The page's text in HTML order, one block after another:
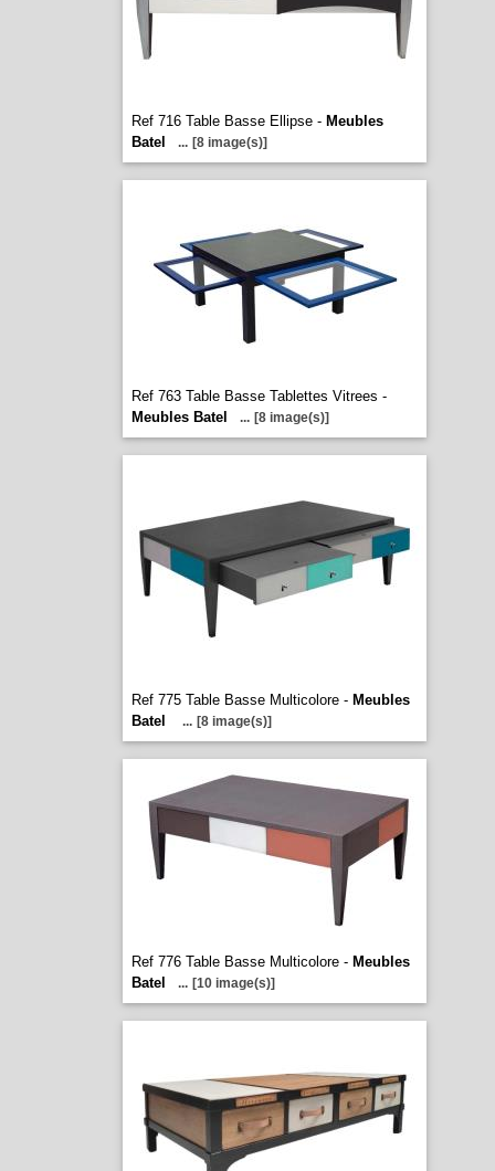
Ref 716 Table Basse Ellipse - Meubles
Batel
... [8 image(s)]
Ref 763 Table Basse Tablettes Vitrees -
Meubles Batel
... [8 image(s)]
Ref 775 Table Basse Multicolore - Meubles
Batel
... [8 image(s)]
Ref 776 Table Basse Multicolore - Meubles
Batel
... [10 image(s)]